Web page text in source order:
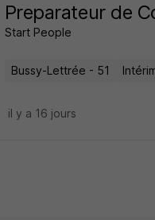
Preparateur de
Start People
Bussy-Lettrée - 51
il y a 16 jours